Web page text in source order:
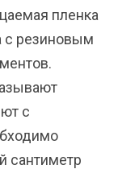
пленка
с резиновым
с
сантиметр